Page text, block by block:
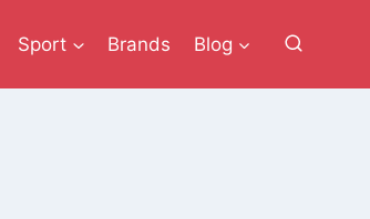
Sport Brands Blog